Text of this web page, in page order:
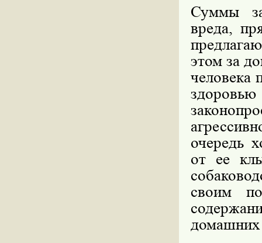
Суммы
вреда,
этом за
человека
очередь
от ее
своим